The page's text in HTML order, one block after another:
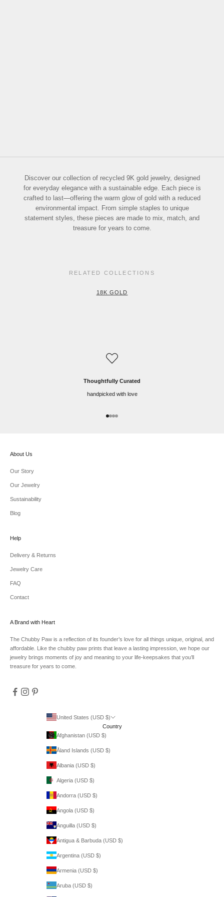
Discover our collection of recycled 9K gold jewelry, designed
for everyday elegance with a sustainable edge. Each piece is
crafted to last—offering the warm glow of gold with a reduced
environmental impact. From simple staples to unique
statement styles, these pieces are made to mix, match, and
treasure for years to come.
RELATED COLLECTIONS
18K GOLD
Thoughtfully Curated
handpicked with love
Go to item 1
Go to item 2
Go to item 3
Go to item 4
About Us
Our Story
Our Jewelry
Sustainability
Blog
Help
Delivery & Returns
Jewelry Care
FAQ
Contact
A Brand with Heart
The Chubby Paw is a reflection of its founder’s love for all things unique, original, and
affordable. Like the chubby paw prints that leave a lasting impression, we hope our
jewelry brings moments of joy and meaning to your life-keepsakes that you’ll
treasure for years to come.
United States (USD $)
Country
Afghanistan (USD $)
Åland Islands (USD $)
Albania (USD $)
Algeria (USD $)
Andorra (USD $)
Angola (USD $)
Anguilla (USD $)
Antigua & Barbuda (USD $)
Argentina (USD $)
Armenia (USD $)
Aruba (USD $)